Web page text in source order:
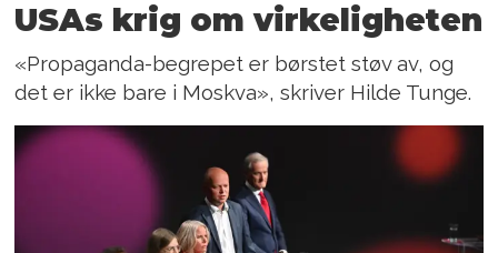
USAs krig om virkeligheten
«Propaganda-begrepet er børstet støv av, og
det er ikke bare i Moskva», skriver Hilde Tunge.